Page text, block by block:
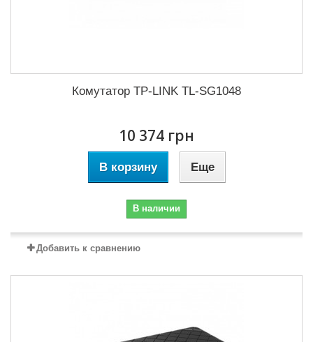
Комутатор TP-LINK TL-SG1048
10 374 грн
В корзину Еще
В наличии
Добавить к сравнению